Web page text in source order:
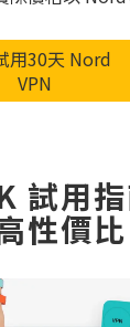
用30天 Nord
VPN
試用
性價